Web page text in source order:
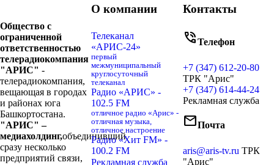
Общество с
ограниченной
ответственностью
телерадиокомпания
"АРИС" -
телерадиокомпания,
вещающая в городах
и районах юга
Башкортостана.
"АРИС" –
медиахолдинг,объединивший
сразу несколько
предприятий связи,
О компании
Телеканал
«АРИС-24»
первый
межмуниципальный
круглосуточный
телеканал
Радио «АРИС» -
102.5 FM
отличное радио «Арис» -
отличная музыка,
отличное настроение
Радио «Хит FM» -
100.2 FM
Рекламная служба
Контакты
phone_in_talkТелефон
+7 (347) 612-20-80
ТРК "Арис"
+7 (347) 614-44-24
Рекламная служба
mailПочта
aris@aris-tv.ru ТРК
"Арис"